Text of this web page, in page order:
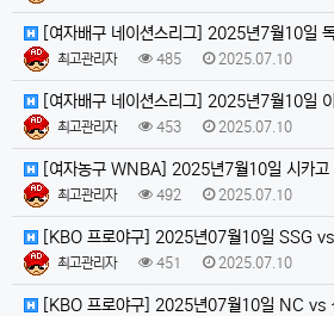
[여자배구 네이션스리그] 2025년7월10일
최고관리자 485 2025.07.10
[여자배구 네이션스리그] 2025년7월10일
최고관리자 453 2025.07.10
[여자농구 WNBA] 2025년7월10일 시카
최고관리자 492 2025.07.10
[KBO 프로야구] 2025년07월10일 SSG
최고관리자 451 2025.07.10
[KBO 프로야구] 2025년07월10일 NC vs